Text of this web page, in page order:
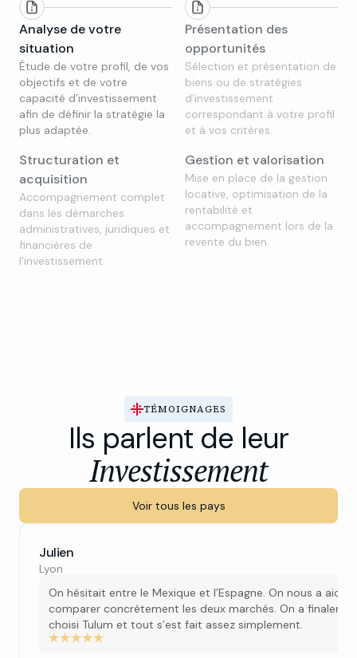
Analyse de votre
situation
Étude de votre profil, de vos
objectifs et de votre
capacité d’investissement
afin de définir la stratégie la
plus adaptée.
Présentation des
opportunités
Sélection et présentation de
biens ou de stratégies
d’investissement
correspondant à votre profil
et à vos critères.
Structuration et
acquisition
Accompagnement complet
dans les démarches
administratives, juridiques et
financières de
l’investissement.
Gestion et valorisation
Mise en place de la gestion
locative, optimisation de la
rentabilité et
accompagnement lors de la
revente du bien.
TÉMOIGNAGES
Ils parlent de leur
Investissement
Voir tous les pays
Julien
Lyon
On hésitait entre le Mexique et l’Espagne. On nous a aidés
comparer concrètement les deux marchés. On a
choisi Tulum et tout s’est fait assez simplement.